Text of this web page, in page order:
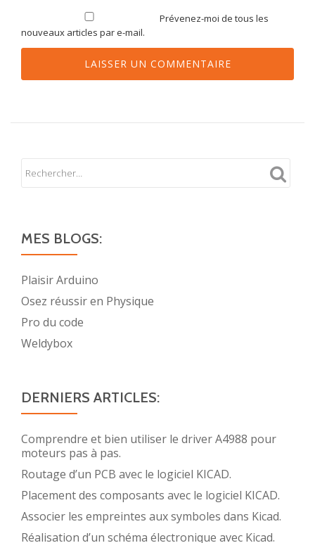
Prévenez-moi de tous les
nouveaux articles par e-mail.
MES BLOGS:
Plaisir Arduino
Osez réussir en Physique
Pro du code
Weldybox
DERNIERS ARTICLES:
Comprendre et bien utiliser le driver A4988 pour
moteurs pas à pas.
Routage d’un PCB avec le logiciel KICAD.
Placement des composants avec le logiciel KICAD.
Associer les empreintes aux symboles dans Kicad.
Réalisation d’un schéma électronique avec Kicad.